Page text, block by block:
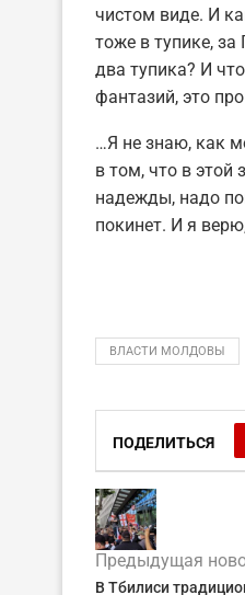
чистом виде. И
тоже в тупике,
два тупика? И
фантазий, это
…Я не знаю, как
в том, что в этой
надежды, надо
покинет. И я
ВЛАСТИ МОЛДОВЫ
ПОДЕЛИТЬСЯ
Предыдущая
В Тбилиси